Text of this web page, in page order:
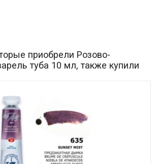
приобрели Розово-
туба 10 мл, также купили